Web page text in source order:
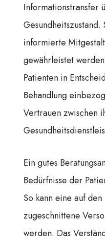
Informationstransfer
Gesundheitszustand.
informierte
gewährleistet
Patienten in
Behandlung
Vertrauen zwischen
Ein gutes
Bedürfnisse der
So kann eine auf
zugeschnittene
werden. Das